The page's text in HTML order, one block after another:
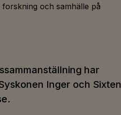
och samhälle på
har
Inger och Sixten